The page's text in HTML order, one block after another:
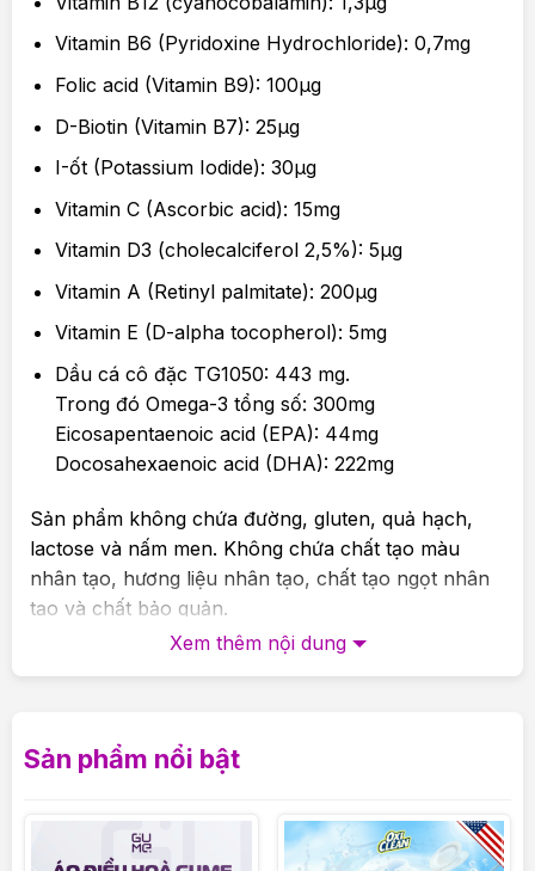
Vitamin B6 (Pyridoxine Hydrochloride): 0,7mg
Folic acid (Vitamin B9): 100µg
D-Biotin (Vitamin B7): 25µg
I-ốt (Potassium Iodide): 30µg
Vitamin C (Ascorbic acid): 15mg
Vitamin D3 (cholecalciferol 2,5%): 5µg
Vitamin A (Retinyl palmitate): 200µg
Vitamin E (D-alpha tocopherol): 5mg
Dầu cá cô đặc TG1050: 443 mg.
Trong đó Omega-3 tổng số: 300mg
Eicosapentaenoic acid (EPA): 44mg
Docosahexaenoic acid (DHA): 222mg
Sản phẩm không chứa đường, gluten, quả hạch,
lactose và nấm men. Không chứa chất tạo màu
nhân tạo, hương liệu nhân tạo, chất tạo ngọt nhân
tạo và chất bảo quản.
mỗi ngày, phòng ngừa thiếu hụt vi chất. Đặc biệt,
trong việc hình thành và phát triển trí não, nhận
thức và thị giác cho trẻ.
Xem thêm nội dung
Sản phẩm nổi bật